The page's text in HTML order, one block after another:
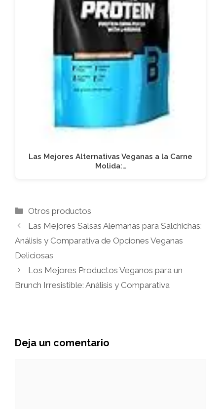
Las Mejores Alternativas Veganas a la Carne
Molida:…
Categorías
Otros productos
Las Mejores Salsas Alemanas para Salchichas:
Análisis y Comparativa de Opciones Veganas
Deliciosas
Los Mejores Productos Veganos para un
Brunch Irresistible: Análisis y Comparativa
Deja un comentario